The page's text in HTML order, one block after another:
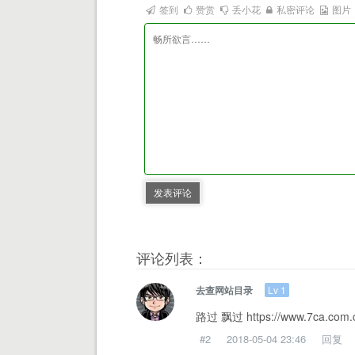
签到 赞赏 丢小花 私密评论 图片
发表评论
评论列表：
去查网站目录 Lv 1
路过 飘过 https://
#2 2018-05-04 23:46 回复